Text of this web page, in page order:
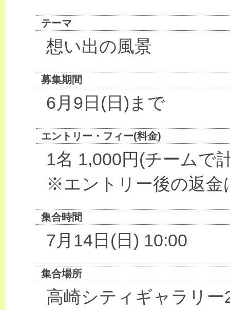
テーマ
想い出の風景
募集期間
6月9日(日)まで
エントリー・フィー(料金)
1名 1,000円(チームで
※エントリー後の返金
集合時間
7月14日(日) 10:00
集合場所
高崎シティギャラリー